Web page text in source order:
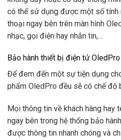
có thể sử dụng được một số tính
thoại ngay bên trên màn hình
nhạc, gọi điện hay nhắn tin,…
Bảo hành thiết bị điện tử
Để đem đến một sự tiện dụng
phẩm OledPro đều sẽ có chế độ
Mọi thông tin về khách hàng
ngay bên trong hệ thống bảo
được thông tin nhanh chóng và